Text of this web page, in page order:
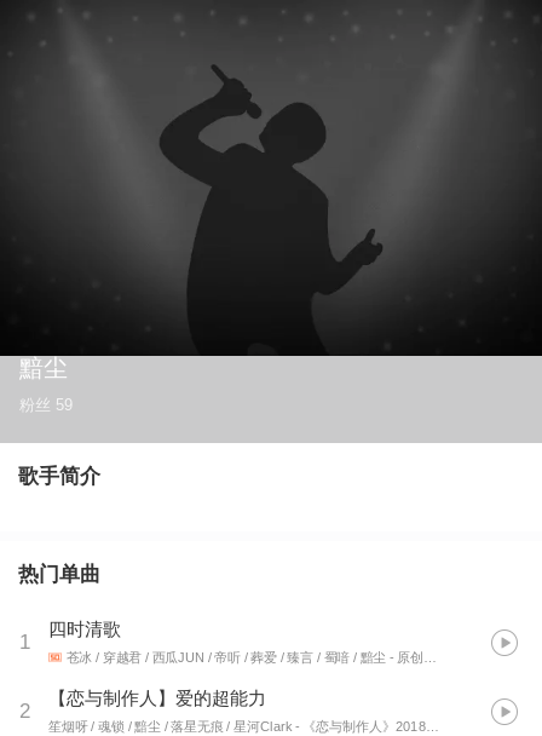
黯尘
粉丝 59
歌手简介
热门单曲
1
四时清歌
苍冰 / 穿越君 / 西瓜JUN / 帝听 / 葬爱 / 臻言 / 蜀喑 / 黯尘 - 原创精选集
2
【恋与制作人】爱的超能力
笙烟呀 / 魂锁 / 黯尘 / 落星无痕 / 星河Clark - 《恋与制作人》2018情人节特献--爱的超能力